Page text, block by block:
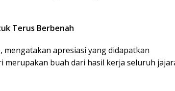
Terus Berbenah
mengatakan apresiasi yang didapatkan
merupakan buah dari hasil kerja seluruh